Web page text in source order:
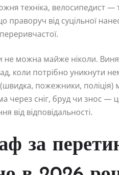
техніка, велосипедист
праворуч від суцільної
можна майже ніколи.
коли потрібно уникнути
пожежники,
через сніг, бруд чи знос
від відповідальності.
за перетин